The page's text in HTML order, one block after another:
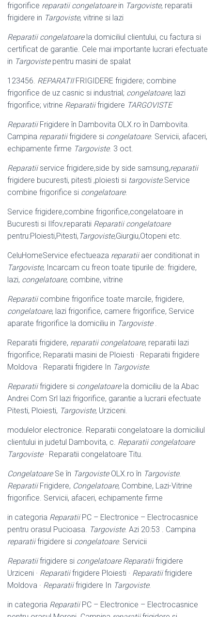
frigorifice reparatii congelatoarein Targoviste, reparatii
frigidere in Targoviste, vitrine si lazi
Reparatii congelatoarela domiciliul clientului, cu factura si
certificat de garantie. Cele mai importante lucrari efectuate
in Targovistepentru masini de spalat
123456. REPARATIIFRIGIDERE frigidere; combine
frigorifice de uz casnic si industrial; congelatoare; lazi
frigorifice; vitrine Reparatiifrigidere TARGOVISTE
ReparatiiFrigidere în Dambovita OLX.ro în Dambovita.
Campina reparatiifrigidere si congelatoare. Servicii, afaceri,
echipamente firme Targoviste. 3 oct.
Reparatiiservice frigidere,side by side samsung,reparatii
frigidere bucuresti, pitesti ,ploiesti si targoviste.Service
combine frigorifice si congelatoare.
Service frigidere,combine frigorifice,congelatoare in
Bucuresti si Ilfov,reparatii Reparatii congelatoare
pentru:Ploiesti,Pitesti, Targoviste,Giurgiu,Otopeni etc.
CeluHomeService efectueaza reparatiiaer conditionat in
Targoviste, Incarcam cu freon toate tipurile de: frigidere,
lazi, congelatoare, combine, vitrine
Reparatiicombine frigorifice toate marcile, frigidere,
congelatoare, lazi frigorifice, camere frigorifice, Service
aparate frigorifice la domiciliu in Targoviste.
Reparatii frigidere, reparatii congelatoare, reparatii lazi
frigorifice; Reparatii masini de Ploiesti · Reparatii frigidere
Moldova · Reparatii frigidere In Targoviste.
Reparatiifrigidere si congelatoarela domiciliu de la Abac
Andrei Com Srl lazi frigorifice, garantie a lucrarii efectuate
Pitesti, Ploiesti, Targoviste, Urziceni.
modulelor electronice. Reparatii congelatoare la domiciliul
clientului in judetul Dambovita, c. Reparatii congelatoare
Targoviste· Reparatii congelatoare Titu.
CongelatoareSe în TargovisteOLX.ro în Targoviste.
ReparatiiFrigidere, Congelatoare, Combine, Lazi-Vitrine
frigorifice. Servicii, afaceri, echipamente firme
in categoria ReparatiiPC – Electronice – Electrocasnice
pentru orasul Pucioasa. Targoviste. Azi 20:53 . Campina
reparatiifrigidere si congelatoare. Servicii
Reparatiifrigidere si congelatoare Reparatiifrigidere
Urziceni · Reparatiifrigidere Ploiesti · Reparatiifrigidere
Moldova · Reparatiifrigidere In Targoviste.
in categoria ReparatiiPC – Electronice – Electrocasnice